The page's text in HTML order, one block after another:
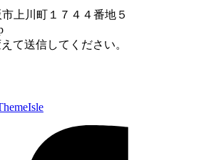
上川町１７４４番地５
て送信してください。